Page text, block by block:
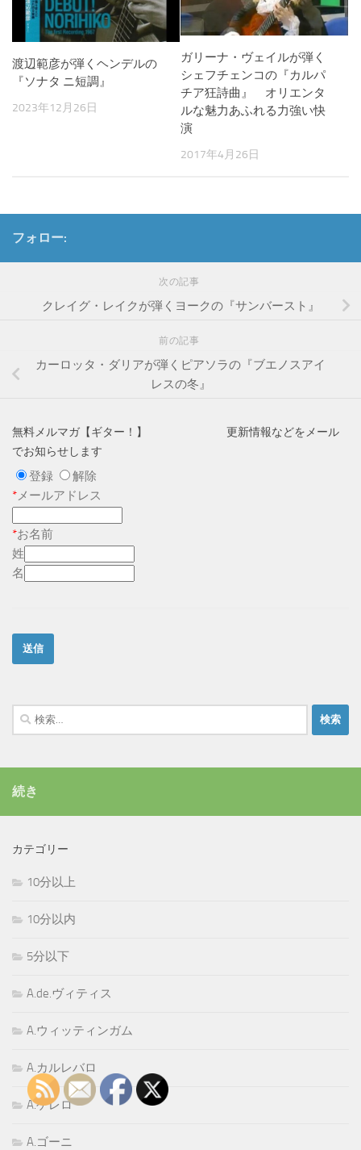
渡辺範彦が弾くヘンデルの
『ソナタ ニ短調』
2023年12月26日
ガリーナ・ヴェイルが弾く
シェフチェンコの『カルパ
チア狂詩曲』 オリエンタ
ルな魅力あふれる力強い快
演
2017年4月26日
フォロー:
次の記事
クレイグ・レイクが弾くヨークの『サンバースト』
前の記事
カーロッタ・ダリアが弾くピアソラの『ブエノスアイ
レスの冬』
無料メルマガ【ギター！】 更新情報などをメール
でお知らせします
登録
解除
*メールアドレス
*お名前
姓
名
検
索:
続き
カテゴリー
10分以上
10分以内
5分以下
A.de.ヴィティス
A.ウィッティンガム
A.カルレバロ
A.ゲレロ
A.ゴーニ